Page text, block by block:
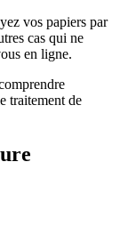
vos papiers par
cas qui ne
en ligne.
traitement de